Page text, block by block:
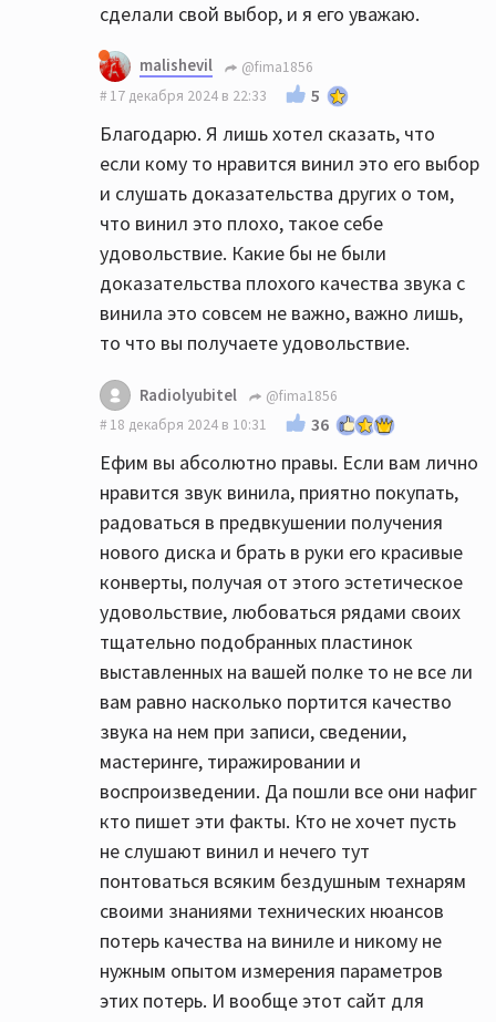
сделали свой выбор, и я его уважаю.
malishevil
@fima1856
17 декабря 2024 в 22:33
5
Благодарю. Я лишь хотел сказать, что
если кому то нравится винил это его выбор
и слушать доказательства других о том,
что винил это плохо, такое себе
удовольствие. Какие бы не были
доказательства плохого качества звука с
винила это совсем не важно, важно лишь,
то что вы получаете удовольствие.
Radiolyubitel
@fima1856
18 декабря 2024 в 10:31
36
Ефим вы абсолютно правы. Если вам лично
нравится звук винила, приятно покупать,
радоваться в предвкушении получения
нового диска и брать в руки его красивые
конверты, получая от этого эстетическое
удовольствие, любоваться рядами своих
тщательно подобранных пластинок
выставленных на вашей полке то не все ли
вам равно насколько портится качество
звука на нем при записи, сведении,
мастеринге, тиражировании и
воспроизведении. Да пошли все они нафиг
кто пишет эти факты. Кто не хочет пусть
не слушают винил и нечего тут
понтоваться всяким бездушным технарям
своими знаниями технических нюансов
потерь качества на виниле и никому не
нужным опытом измерения параметров
этих потерь. И вообще этот сайт для